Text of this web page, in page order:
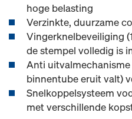
hoge belasting
Verzinkte, duurzame
Vingerknelbeveiliging
de stempel volledig is
Anti
binnentube eruit valt)
Snelkoppelsysteem
met verschillende